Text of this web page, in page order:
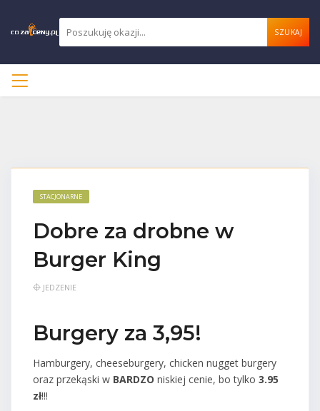
SZUKAJ
STACJONARNE
Dobre za drobne w
Burger King
JEDZENIE
Burgery za 3,95!
Hamburgery, cheeseburgery, chicken nugget burgery
oraz przekąski w BARDZO niskiej cenie, bo tylko 3.95
zł!!!